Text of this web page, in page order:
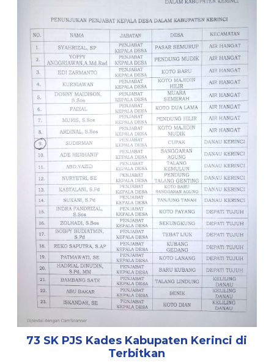
73 SK PJS Kades Kabupaten Kerinci di
Terbitkan